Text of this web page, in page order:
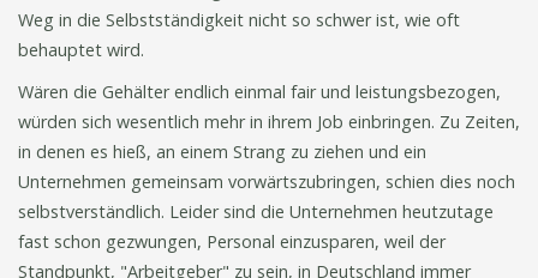
Weg in die Selbstständigkeit nicht so schwer ist, wie oft
behauptet wird.
Wären die Gehälter endlich einmal fair und leistungsbezogen,
würden sich wesentlich mehr in ihrem Job einbringen. Zu Zeiten,
in denen es hieß, an einem Strang zu ziehen und ein
Unternehmen gemeinsam vorwärtszubringen, schien dies noch
selbstverständlich. Leider sind die Unternehmen heutzutage
fast schon gezwungen, Personal einzusparen, weil der
Standpunkt, "Arbeitgeber" zu sein, in Deutschland immer